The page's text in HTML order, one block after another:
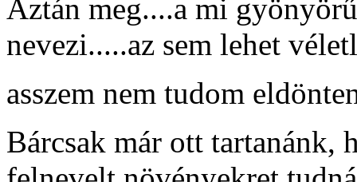
Aztán meg....a mi
nevezi.....az sem lehet
asszem nem tudom
Bárcsak már ott tartanánk,